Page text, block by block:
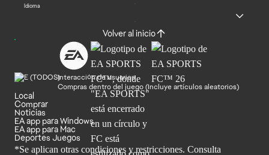
Idioma
Volver al inicio
Interacción de usuarios
Compras dentro del juego (Incluye artículos aleatorios)
Local
Comprar
Noticias
EA app para Windows
EA app para Mac
Deportes Juegos
*Se aplican otras condiciones y restricciones. Consulta